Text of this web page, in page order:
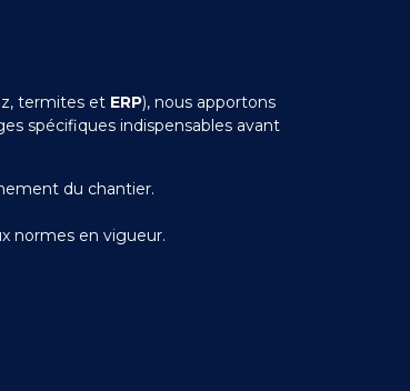
termites et ERP), nous apportons
spécifiques indispensables avant
du chantier.
normes en vigueur.